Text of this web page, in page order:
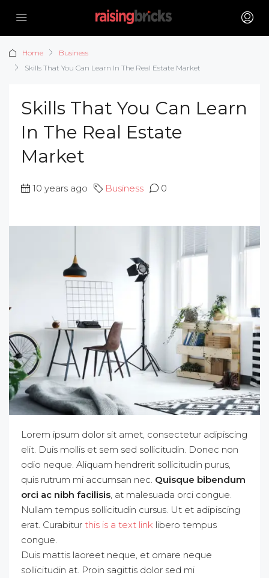
Home
Business
Skills That You Can Learn In The Real Estate Market
Skills That You Can Learn
In The Real Estate
Market
10 years ago Business 0
Lorem ipsum dolor sit amet, consectetur adipiscing
elit. Duis mollis et sem sed sollicitudin. Donec non
odio neque. Aliquam hendrerit sollicitudin purus,
quis rutrum mi accumsan nec. Quisque bibendum
orci ac nibh facilisis , at malesuada orci congue.
Nullam tempus sollicitudin cursus. Ut et adipiscing
erat. Curabitur this is a text link libero tempus
congue.
Duis mattis laoreet neque, et ornare neque
sollicitudin at. Proin sagittis dolor sed mi